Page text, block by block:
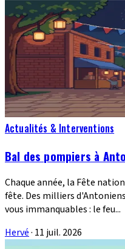
Actualités & Interventions
Bal des pompiers à
Chaque année, la Fête
fête. Des milliers
vous immanquables : le feu...
Hervé· 11 juil. 2026